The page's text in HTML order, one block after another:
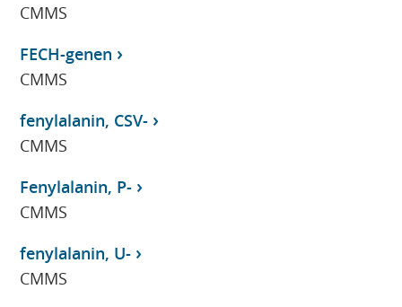
CMMS
FECH-genen
CMMS
fenylalanin, CSV-
CMMS
Fenylalanin, P-
CMMS
fenylalanin, U-
CMMS